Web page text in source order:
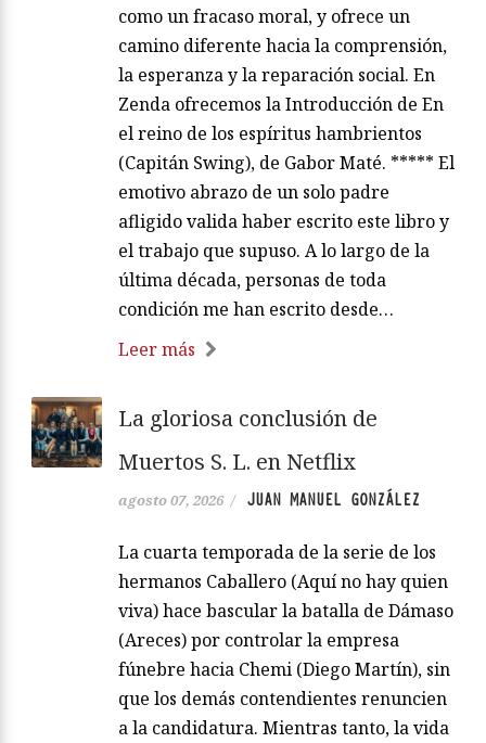
como un fracaso moral, y ofrece un
camino diferente hacia la comprensión,
la esperanza y la reparación social. En
Zenda ofrecemos la Introducción de En
el reino de los espíritus hambrientos
(Capitán Swing), de Gabor Maté. ***** El
emotivo abrazo de un solo padre
afligido valida haber escrito este libro y
el trabajo que supuso. A lo largo de la
última década, personas de toda
condición me han escrito desde…
Leer más
La gloriosa conclusión de
Muertos S. L. en Netflix
agosto 07, 2026 / JUAN MANUEL GONZÁLEZ
La cuarta temporada de la serie de los
hermanos Caballero (Aquí no hay quien
viva) hace bascular la batalla de Dámaso
(Areces) por controlar la empresa
fúnebre hacia Chemi (Diego Martín), sin
que los demás contendientes renuncien
a la candidatura. Mientras tanto, la vida